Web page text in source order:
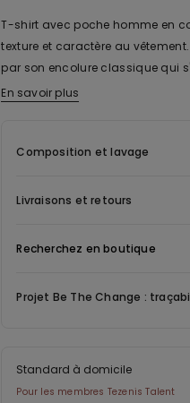
T-shirt avec poche homme en
texture et caractère au
par son encolure classique qui
reste intemporelle saison après
utilisé procure une sensation
manches courtes garantissent
une veste légère. Parfait pour
En savoir plus
Composition et lavage
Livraisons et retours
Recherchez en boutique
Projet Be The Change :
Standard à domicile
Pour les membres Tezenis Talent